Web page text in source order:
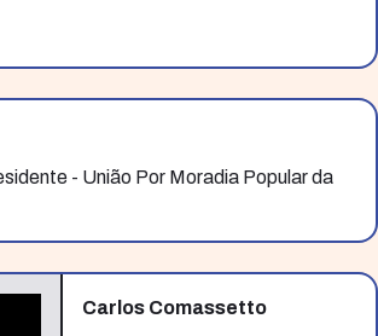
- União Por Moradia Popular da
Carlos Comassetto